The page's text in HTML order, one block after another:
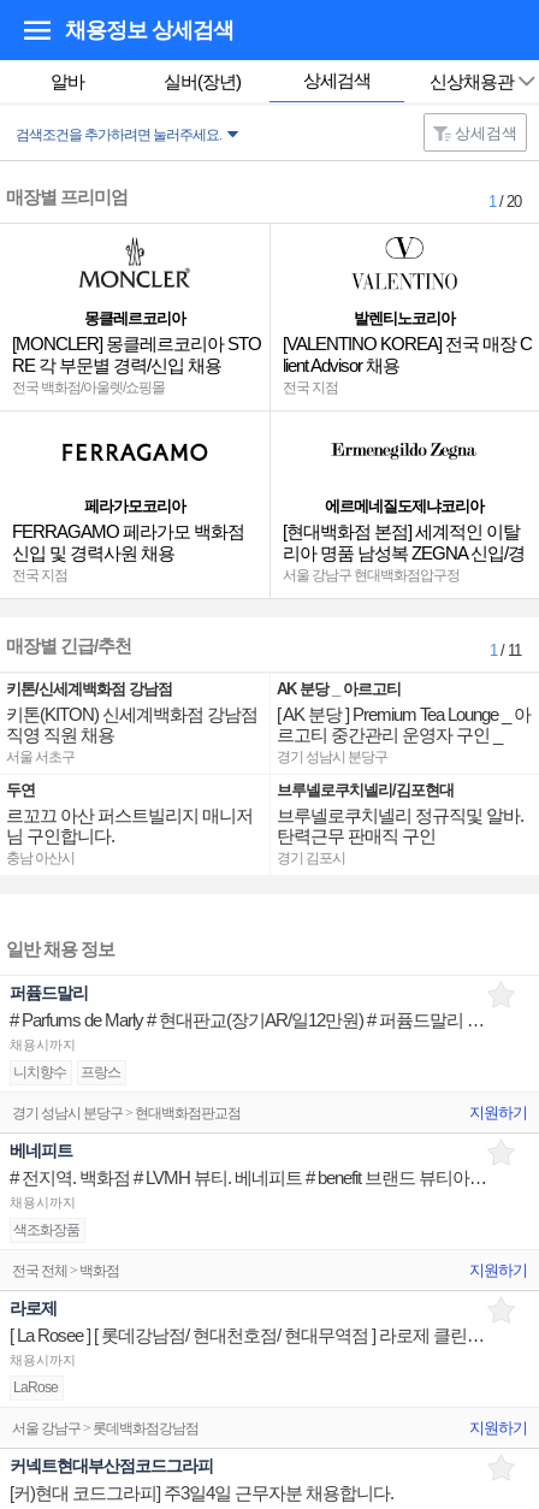
채용정보 상세검색
알바 실버(장년) 상세검색 신상채용관
검색조건을 추가하려면 눌러주세요. 상세검색
매장별 프리미엄 1/ 20
몽클레르코리아
[MONCLER] 몽클레르코리아 STO
RE 각 부문별 경력/신입 채용
전국 백화점/아울렛/쇼핑몰
페라가모코리아
FERRAGAMO 페라가모 백화점
신입 및 경력사원 채용
전국 지점
발렌티노코리아
[VALENTINO KOREA] 전국 매장 C
lient Advisor 채용
전국 지점
에르메네질도제냐코리아
[현대백화점 본점] 세계적인 이탈
리아 명품 남성복 ZEGNA 신입/경
력
서울 강남구 현대백화점압구정
매장별 긴급/추천 1/ 11
키톤/신세계백화점 강남점
키톤(KITON) 신세계백화점 강남점
직영 직원 채용
서울 서초구
두연
르꼬끄 아산 퍼스트빌리지 매니저
님 구인합니다.
충남 아산시
AK 분당 _ 아르고티
[ AK 분당 ] Premium Tea Lounge _ 아
르고티 중간관리 운영자 구인 _
경기 성남시 분당구
브루넬로쿠치넬리/김포현대
브루넬로쿠치넬리 정규직및 알바.
탄력근무 판매직 구인
경기 김포시
일반 채용 정보
퍼퓸드말리
# Parfums de Marly # 현대판교(장기AR/일12만원) # 퍼퓸드말리 브랜드 뷰티아티스트
채용시까지
니치향수 프랑스
경기 성남시 분당구 > 현대백화점판교점 지원하기
베네피트
# 전지역. 백화점 # LVMH 뷰티. 베네피트 # benefit 브랜드 뷰티아티스트 (정규직)
채용시까지
색조화장품
전국 전체 > 백화점 지원하기
라로제
[ La Rosee ] [ 롯데강남점/ 현대천호점/ 현대무역점 ] 라로제 클린뷰티 매장/유지/관리 판매직원
채용시까지
LaRose
서울 강남구 > 롯데백화점강남점 지원하기
커넥트현대부산점코드그라피
[커)현대 코드그라피] 주3일4일 근무자분 채용합니다.